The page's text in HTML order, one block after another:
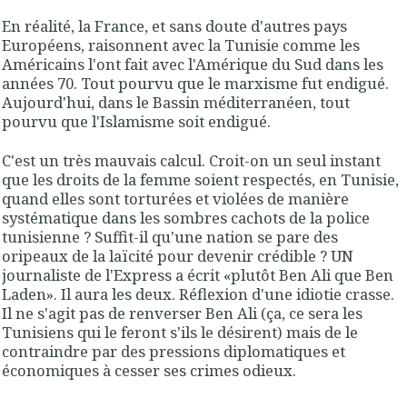
En réalité, la France, et sans doute d'autres pays
Européens, raisonnent avec la Tunisie comme les
Américains l'ont fait avec l'Amérique du Sud dans les
années 70. Tout pourvu que le marxisme fut endigué.
Aujourd'hui, dans le Bassin méditerranéen, tout
pourvu que l'Islamisme soit endigué.
C'est un très mauvais calcul. Croit-on un seul instant
que les droits de la femme soient respectés, en Tunisie,
quand elles sont torturées et violées de manière
systématique dans les sombres cachots de la police
tunisienne ? Suffit-il qu'une nation se pare des
oripeaux de la laïcité pour devenir crédible ? UN
journaliste de l'Express a écrit «plutôt Ben Ali que Ben
Laden». Il aura les deux. Réflexion d'une idiotie crasse.
Il ne s'agit pas de renverser Ben Ali (ça, ce sera les
Tunisiens qui le feront s'ils le désirent) mais de le
contraindre par des pressions diplomatiques et
économiques à cesser ses crimes odieux.